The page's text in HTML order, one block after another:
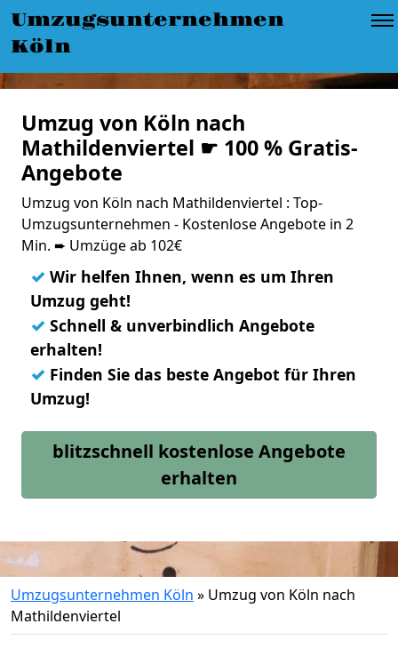
Umzugsunternehmen
Köln
Umzug von Köln nach
Mathildenviertel ☛ 100 % Gratis-
Angebote
Umzug von Köln nach Mathildenviertel : Top-
Umzugsunternehmen - Kostenlose Angebote in 2
Min. ➨ Umzüge ab 102€
✓ Wir helfen Ihnen, wenn es um Ihren
Umzug geht!
✓ Schnell & unverbindlich Angebote
erhalten!
✓ Finden Sie das beste Angebot für Ihren
Umzug!
blitzschnell kostenlose Angebote
erhalten
Umzugsunternehmen Köln » Umzug von Köln nach
Mathildenviertel